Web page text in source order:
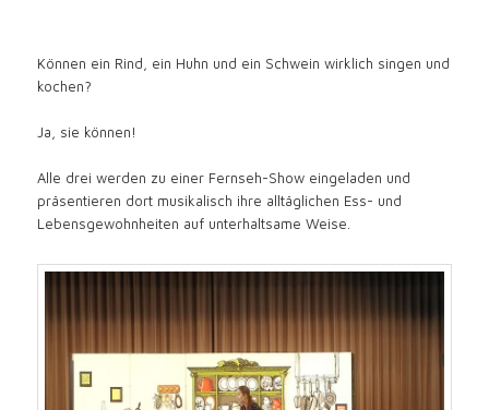
Können ein Rind, ein Huhn und ein Schwein wirklich singen und
kochen?
Ja, sie können!
Alle drei werden zu einer Fernseh-Show eingeladen und
präsentieren dort musikalisch ihre alltäglichen Ess- und
Lebensgewohnheiten auf unterhaltsame Weise.